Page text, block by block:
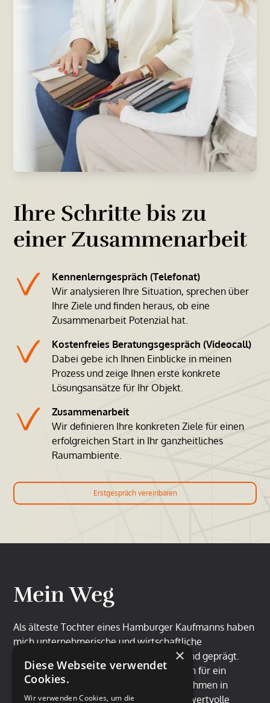
Ihre Schritte bis zu
einer Zusammenarbeit
Kennenlerngespräch (Telefonat)
Wir analysieren Ihre Situation, sprechen über
Ihre Ziele und finden heraus, ob eine
Zusammenarbeit Potenzial hat.
Kostenfreies Beratungsgespräch (Videocall)
Dabei gebe ich Ihnen Einblicke in meinen
Prozess und zeige Ihnen erste konkrete
Lösungsansätze für Ihr Objekt.
Zusammenarbeit
Wir definieren Ihre konkreten Ziele für einen
erfolgreichen Start in Ihr ganzheitliches
Raumambiente.
Erstgespräch vereinbaren
Mein Weg
Als älteste Tochter eines Hamburger Kaufmanns haben
mich unternehmerische und wirtschaftliche
Perspektiven von Kindheit an begleitet und geprägt.
Nach meinem Wirtschaftsstudium war ich für ein
großes, international agierendes Unternehmen in
Italien und Asien tätig und konnte dabei wertvolle
×
Diese Webseite verwendet
Cookies.
Wir verwenden Cookies, um die